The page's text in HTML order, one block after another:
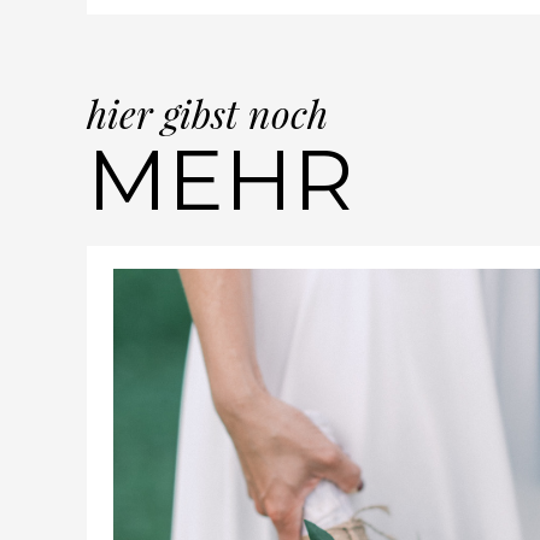
hier gibst noch
MEHR
CHRISTIANA &